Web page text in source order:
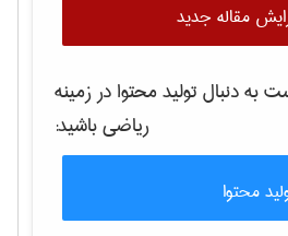
مقاله جدید
دنبال تولید محتوا در زمینه
رياضیباشید:
محتوا